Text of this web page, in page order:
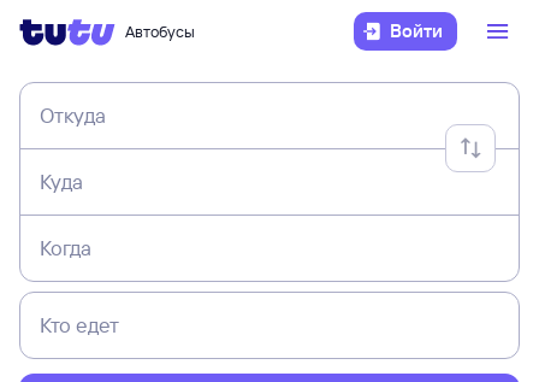
Автобусы Войти
Откуда
Куда
Когда
Кто едет